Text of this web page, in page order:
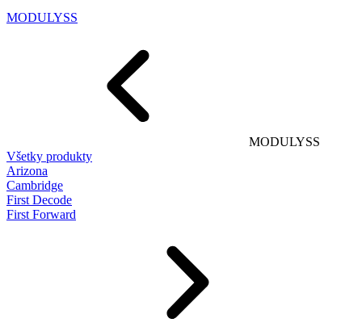
MODULYSS
MODULYSS
Všetky produkty
Arizona
Cambridge
First Decode
First Forward